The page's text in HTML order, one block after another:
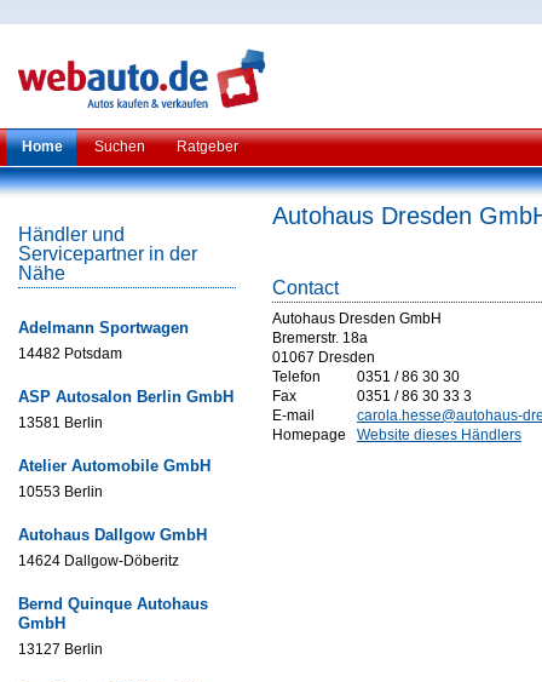
Home Suchen Ratgeber
Händler und
Servicepartner in der
Nähe
Adelmann Sportwagen
14482 Potsdam
ASP Autosalon Berlin GmbH
13581 Berlin
Atelier Automobile GmbH
10553 Berlin
Autohaus Dallgow GmbH
14624 Dallgow-Döberitz
Bernd Quinque Autohaus
GmbH
13127 Berlin
Autohaus Dresden
Contact
Autohaus Dresden GmbH
Bremerstr. 18a
01067 Dresden
Telefon
0351 / 86 30 30
Fax
0351 / 86 30 33 3
E-mail
carola.hesse@autohaus-
Homepage
Website dieses Händlers